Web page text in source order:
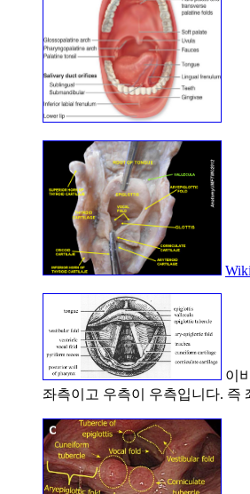
이
좌측이고 우측이 우측입니다. 즉